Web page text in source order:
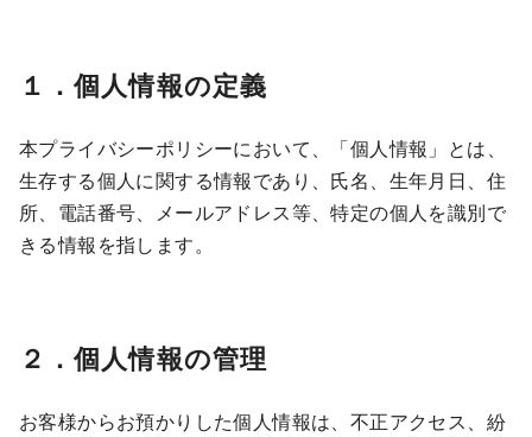
１．個人情報の定義
本プライバシーポリシーにおいて、「個人情報」とは、
生存する個人に関する情報であり、氏名、生年月日、住
所、電話番号、メールアドレス等、特定の個人を識別で
きる情報を指します。
２．個人情報の管理
お客様からお預かりした個人情報は、不正アクセス、紛